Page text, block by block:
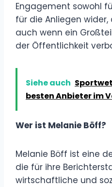
Engagement sowohl
für die Anliegen
auch wenn ein
der Öffentlichkeit
Siehe auch
besten Anbieter im
Wer ist Melanie Böff?
Melanie Böff ist eine
die für ihre
wirtschaftliche und